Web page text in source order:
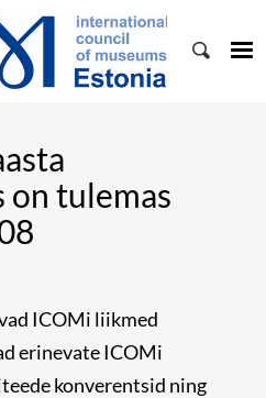
tulemas
ICOMi liikmed
erinevate ICOMi
konverentsid ning